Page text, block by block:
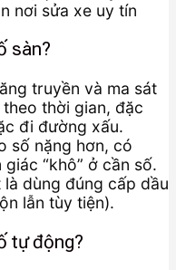
sàn?
truyền và ma sát
thời gian, đặc
đi đường xấu.
số nặng hơn, có
“khô” ở cần số.
dùng đúng cấp dầu
lẫn tùy tiện).
tự động?